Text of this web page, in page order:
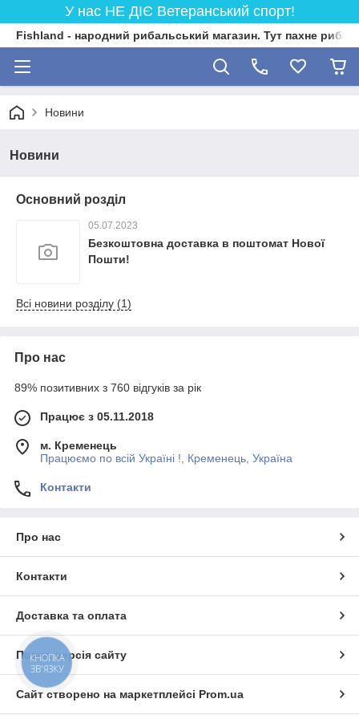
У нас НЕ ДІЄ Ветеранський спорт!
Fishland - народний рибальський магазин. Тут пахне
Новини
Новини
Основний розділ
05.07.2023
Безкоштовна доставка в поштомат Нової
Пошти!
Всі новини розділу (1)
Про нас
89% позитивних з 760 відгуків за рік
Працює з 05.11.2018
м. Кременець
Працюємо по всій Україні !, Кременець, Україна
Контакти
Про нас
Контакти
Доставка та оплата
Повна версія сайту
Сайт створено на маркетплейсі Prom.ua
КНОПКА
ЗВ'ЯЗКУ